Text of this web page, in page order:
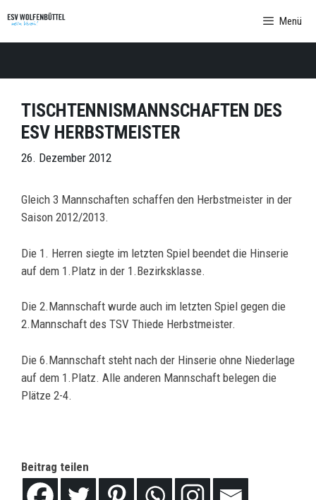
Inhalt
springen
Menü
TISCHTENNISMANNSCHAFTEN DES
ESV HERBSTMEISTER
26. Dezember 2012
Gleich 3 Mannschaften schaffen den Herbstmeister in der
Saison 2012/2013.
Die 1. Herren siegte im letzten Spiel beendet die Hinserie
auf dem 1.Platz in der 1.Bezirksklasse.
Die 2.Mannschaft wurde auch im letzten Spiel gegen die
2.Mannschaft des TSV Thiede Herbstmeister.
Die 6.Mannschaft steht nach der Hinserie ohne Niederlage
auf dem 1.Platz. Alle anderen Mannschaft belegen die
Plätze 2-4.
Beitrag teilen